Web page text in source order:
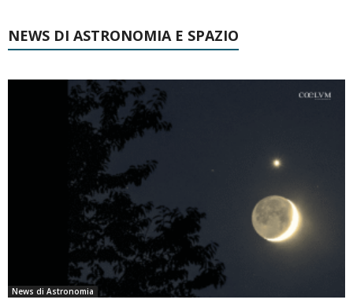
NEWS DI ASTRONOMIA E SPAZIO
News di Astronomia